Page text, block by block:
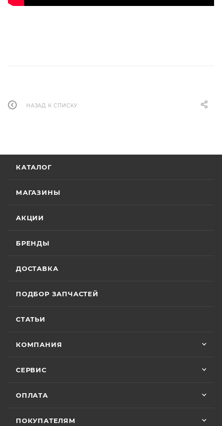
НАЗАД К СПИСКУ
КАТАЛОГ
МАГАЗИНЫ
АКЦИИ
БРЕНДЫ
ДОСТАВКА
ПОДБОР ЗАПЧАСТЕЙ
СТАТЬИ
КОМПАНИЯ
СЕРВИС
ОПЛАТА
ПОКУПАТЕЛЯМ